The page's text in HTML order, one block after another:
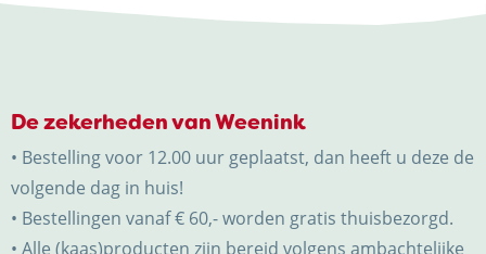
De zekerheden van Weenink
• Bestelling voor 12.00 uur geplaatst, dan heeft u deze de
volgende dag in huis!
• Bestellingen vanaf € 60,- worden gratis thuisbezorgd.
• Alle (kaas)producten zijn bereid volgens ambachtelijke